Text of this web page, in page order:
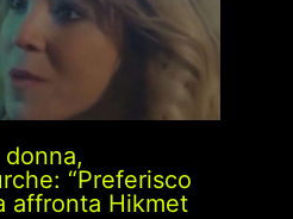
“Preferisco
affronta Hikmet